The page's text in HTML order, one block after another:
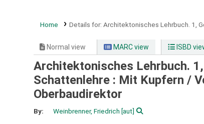
Home Details for: Architektonisches Lehrbuch. 1,
Normal view MARC view ISBD
Architektonisches Lehrbuch.
Schattenlehre : Mit Kupfern /
Oberbaudirektor
By: Weinbrenner, Friedrich [aut]